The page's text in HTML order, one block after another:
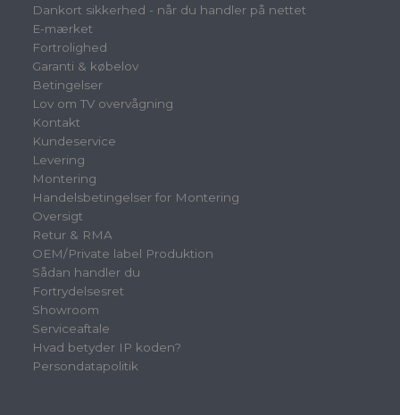
Dankort sikkerhed - når du handler på nettet
E-mærket
Fortrolighed
Garanti & købelov
Betingelser
Lov om TV overvågning
Kontakt
Kundeservice
Levering
Montering
Handelsbetingelser for Montering
Oversigt
Retur & RMA
OEM/Private label Produktion
Sådan handler du
Fortrydelsesret
Showroom
Serviceaftale
Hvad betyder IP koden?
Persondatapolitik